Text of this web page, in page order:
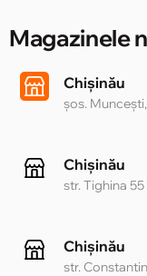
Magazinele
Chișinău
șos.
Chișinău
str. Tighina 55
Chișinău
str.